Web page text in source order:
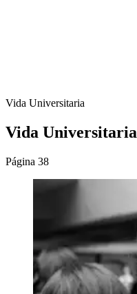
Vida Universitaria
Vida Universitaria
Página 38